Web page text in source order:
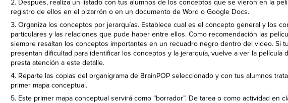
Después, realiza un listado con tus alumnos de los conceptos que se vieron en la
registro de ellos en el pizarrón o en un documento de Word o Google Docs.
Organiza los conceptos por jerarquías. Establece cual es el concepto general y los
particulares y las relaciones que pude haber entre ellos. Como recomendación las
siempre resaltan los conceptos importantes en un recuadro negro dentro del video. Si
presentan dificultad para identificar los conceptos y la jerarquía, vuelve a ver la película
presta atención a este detalle.
Reparte las copias del organigrama de BrainPOP seleccionado y con tus alumnos
primer mapa conceptual.
Este primer mapa conceptual servirá como “borrador”. De tarea o como actividad en